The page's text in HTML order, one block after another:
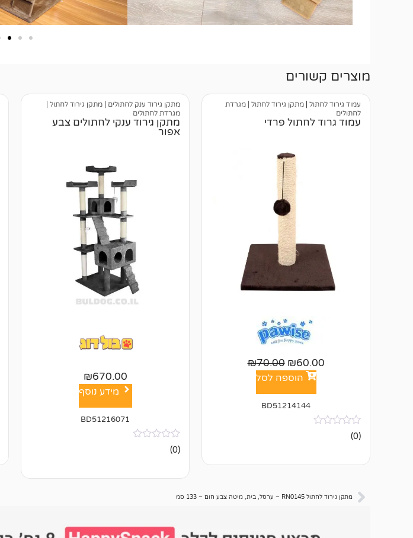
מוצרים קשורים
עמוד גירוד לחתול | מתקן גירוד לחתול | מגרדת
לחתולים
עמוד גרוד לחתול פרדי
₪60.00
₪70.00
הוספה לסל
BD51214144
אין
ביקורות
(0)
מתקן גירוד ענק לחתולים | מתקן גירוד לחתול |
מגרדת לחתולים
מתקן גירוד ענקי לחתולים צבע
אפור
₪670.00
מידע נוסף
BD51216071
אין
ביקורות
(0)
מתקן גירוד לחתול RN0145 – ערסל, בית, מיטה צבע חום – 133 סמ